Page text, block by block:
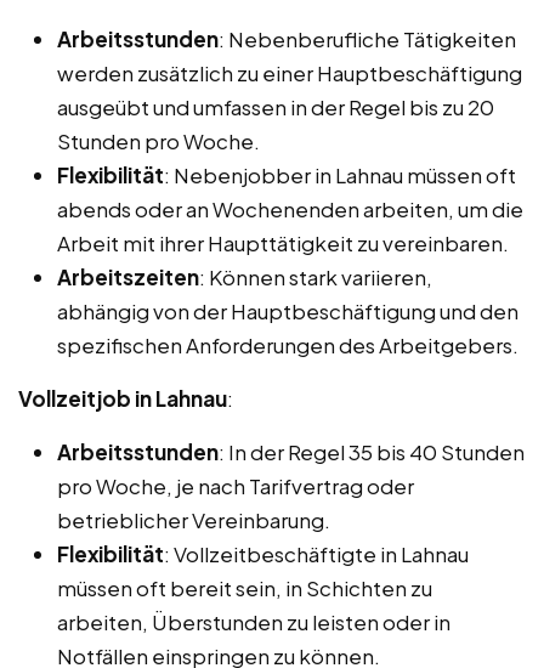
Arbeitsstunden: Nebenberufliche Tätigkeiten
werden zusätzlich zu einer Hauptbeschäftigung
ausgeübt und umfassen in der Regel bis zu 20
Stunden pro Woche.
Flexibilität: Nebenjobber in Lahnau müssen oft
abends oder an Wochenenden arbeiten, um die
Arbeit mit ihrer Haupttätigkeit zu vereinbaren.
Arbeitszeiten: Können stark variieren,
abhängig von der Hauptbeschäftigung und den
spezifischen Anforderungen des Arbeitgebers.
Vollzeitjob in Lahnau:
Arbeitsstunden: In der Regel 35 bis 40 Stunden
pro Woche, je nach Tarifvertrag oder
betrieblicher Vereinbarung.
Flexibilität: Vollzeitbeschäftigte in Lahnau
müssen oft bereit sein, in Schichten zu
arbeiten, Überstunden zu leisten oder in
Notfällen einspringen zu können.